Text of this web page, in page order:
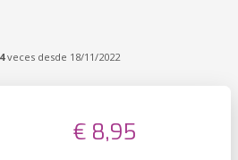
veces desde 18/11/2022
€ 8,95